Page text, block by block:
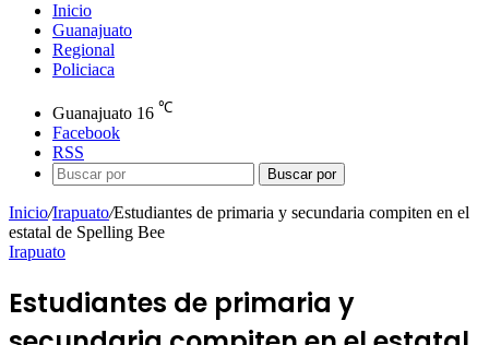
Inicio
Guanajuato
Regional
Policiaca
Guanajuato 16 ℃
Facebook
RSS
Buscar por
Inicio/Irapuato/Estudiantes de primaria y secundaria compiten en el
estatal de Spelling Bee
Irapuato
Estudiantes de primaria y